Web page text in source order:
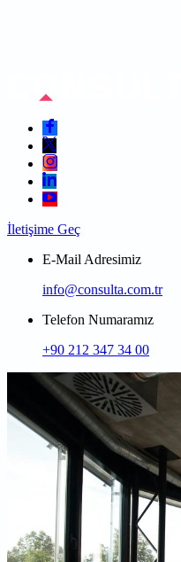
İletişime Geç
E-Mail Adresimiz
info@consulta.com.tr
Telefon Numaramız
+90 212 347 34 00